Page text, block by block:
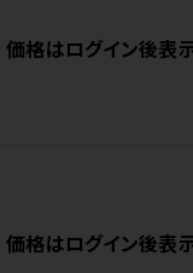
価格はログイン後表
価格はログイン後表